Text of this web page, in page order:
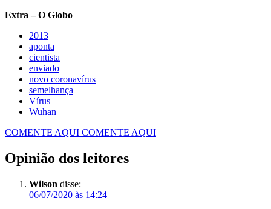
Extra – O Globo
2013
aponta
cientista
enviado
novo coronavírus
semelhança
Vírus
Wuhan
COMENTE AQUI COMENTE AQUI
Opinião dos leitores
Wilson disse:
06/07/2020 às 14:24